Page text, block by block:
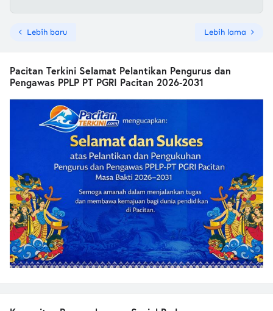
Lebih baru Lebih lama
Pacitan Terkini Selamat Pelantikan Pengurus dan
Pengawas PPLP PT PGRI Pacitan 2026-2031